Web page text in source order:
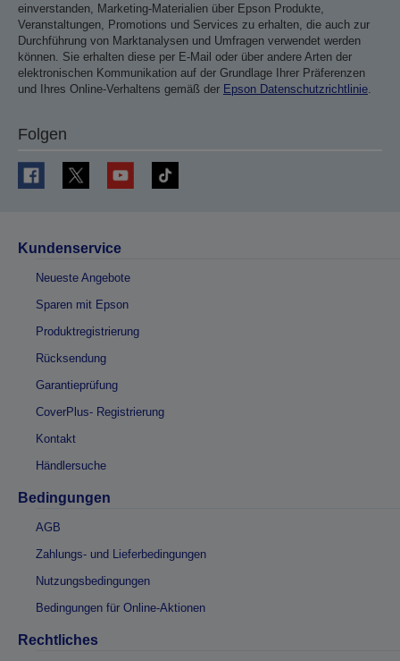
einverstanden, Marketing-Materialien über Epson Produkte,
Veranstaltungen, Promotions und Services zu erhalten, die auch zur
Durchführung von Marktanalysen und Umfragen verwendet werden
können. Sie erhalten diese per E-Mail oder über andere Arten der
elektronischen Kommunikation auf der Grundlage Ihrer Präferenzen
und Ihres Online-Verhaltens gemäß der Epson Datenschutzrichtlinie
Folgen
Kundenservice
Neueste Angebote
Sparen mit Epson
Produktregistrierung
Rücksendung
Garantieprüfung
CoverPlus- Registrierung
Kontakt
Händlersuche
Bedingungen
AGB
Zahlungs- und Lieferbedingungen
Nutzungsbedingungen
Bedingungen für Online-Aktionen
Rechtliches